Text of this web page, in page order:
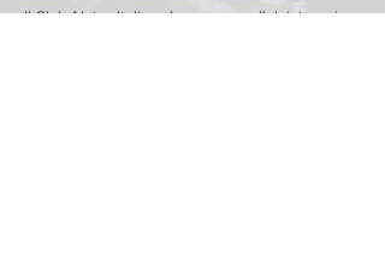
Il Club Alpino Italiano ha per scopo l'alpinismo in